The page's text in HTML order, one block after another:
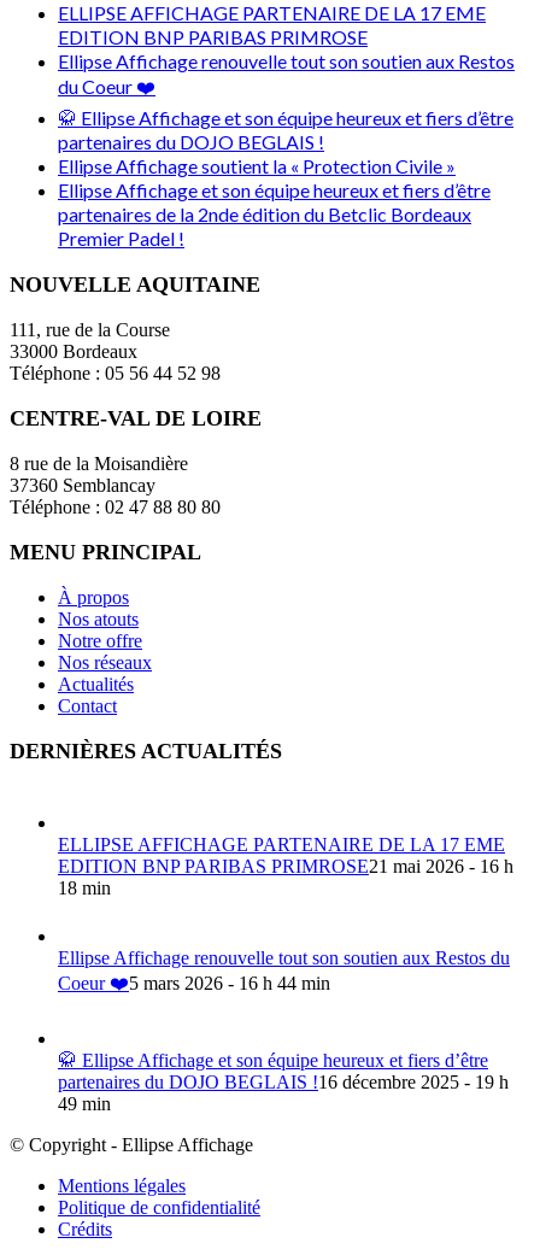
ELLIPSE AFFICHAGE PARTENAIRE DE LA 17 EME
EDITION BNP PARIBAS PRIMROSE
Ellipse Affichage renouvelle tout son soutien aux Restos
du Coeur ❤️
🥋 Ellipse Affichage et son équipe heureux et fiers d’être
partenaires du DOJO BEGLAIS !
Ellipse Affichage soutient la « Protection Civile »
Ellipse Affichage et son équipe heureux et fiers d’être
partenaires de la 2nde édition du Betclic Bordeaux
Premier Padel !
NOUVELLE AQUITAINE
111, rue de la Course
33000 Bordeaux
Téléphone : 05 56 44 52 98
CENTRE-VAL DE LOIRE
8 rue de la Moisandière
37360 Semblancay
Téléphone : 02 47 88 80 80
MENU PRINCIPAL
À propos
Nos atouts
Notre offre
Nos réseaux
Actualités
Contact
DERNIÈRES ACTUALITÉS
ELLIPSE AFFICHAGE PARTENAIRE DE LA 17 EME
EDITION BNP PARIBAS PRIMROSE21 mai 2026 - 16 h
18 min
Ellipse Affichage renouvelle tout son soutien aux Restos du
Coeur ❤️5 mars 2026 - 16 h 44 min
🥋 Ellipse Affichage et son équipe heureux et fiers d’être
partenaires du DOJO BEGLAIS !16 décembre 2025 - 19 h
49 min
© Copyright - Ellipse Affichage
Mentions légales
Politique de confidentialité
Crédits